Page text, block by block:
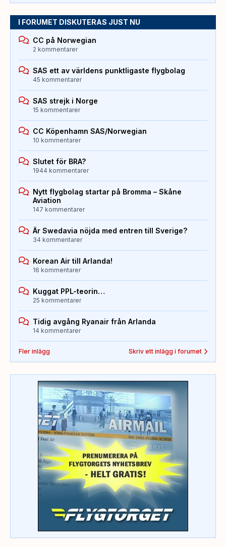
I FORUMET DISKUTERAS JUST NU
CC på Norwegian
2 kommentarer
SAS ett av världens punktligaste flygbolag
45 kommentarer
SAS strejk i Norge
15 kommentarer
CC Köpenhamn SAS/Norwegian
10 kommentarer
Slutet för BRA?
1944 kommentarer
Nytt flygbolag startar på Bromma – Skåne
Aviation
147 kommentarer
Är Swedavia nöjda med entren till Sverige?
34 kommentarer
Korean Air till Arlanda!
16 kommentarer
Kuggat PPL-teorin…
25 kommentarer
Tidig avgång Ryanair från Arlanda
14 kommentarer
Fler inlägg Skriv ett inlägg i forumet